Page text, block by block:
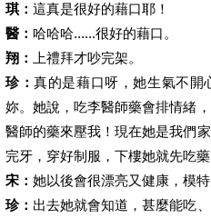
琪： 這真是很好的藉口耶！
醫： 哈哈哈......很好的藉口。
翔：
上禮拜才吵完架。
珍：真的是藉口呀，她生氣不開
妳。她說，吃李醫師藥會排情緒
醫師的藥來壓我！現在她是我們
完牙，穿好制服，下樓她就先吃藥
宋： 她以後會很漂亮又健康，模特
珍： 出去她就會知道，甚麼能吃